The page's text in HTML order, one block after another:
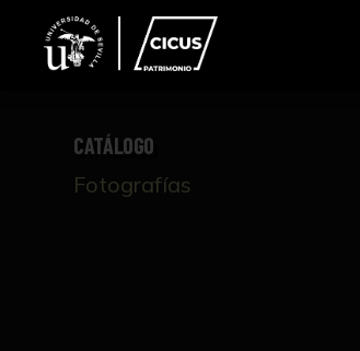
CATÁLOGO
Fotografías